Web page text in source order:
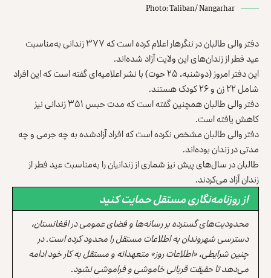
Photo: Taliban/ Nangarhar
دفتر والی طالبان در ننگرهار اعلام کرده است که ۳۷۷ زندانی به‌مناسبت
عید فطر از زندان‌های این ولایت آزاد شده‌اند.
این دفتر امروز (دوشنبه، ۲۵ حوت) با نشر اعلامیه‌‌ای گفته است که این افراد
شامل ۲۲ زن و ۲۶ کودک هستند.
دفتر والی طالبان همچنین گفته است که مدت حبس ۳۵۱ زندانی نیز
کاهش یافته است.
دفتر والی طالبان مشخص نکرده است که افراد آزادشده به چه جرمی و چه
مدتی در زندان بوده‌اند.
طالبان در سال‌های پیش نیز شماری از زندانیان را به‌مناسبت عید فطر از
زندان آزاد می‌کردند.
از روزنامه‌نگاری مستقل حمایت کنید
محدودیت‌های گسترده بر رسانه‌ها و فضای عمومی در افغانستان،
دسترسی شهروندان به اطلاعات مستقل را محدود کرده است. در
چنین شرایطی، «اطلاعات روز» متعهدانه و مستقل به کار خود ادامه
می‌دهد تا حقیقت قربانی خاموشی و فراموشی نشود.